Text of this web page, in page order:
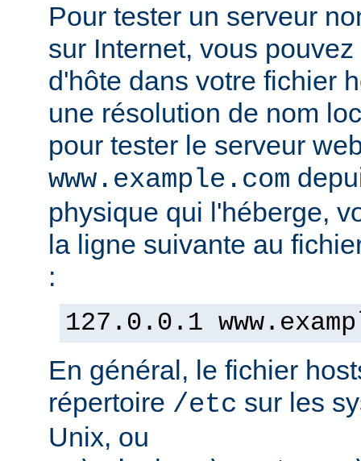
Pour tester un serveur
sur Internet, vous
d'hôte dans votre fichier
une résolution de nom
pour tester le serveur
www.example.com
physique qui l'héberge,
la ligne suivante au
:
127.0.0.1
En général, le fichier
répertoire /etc sur les
Unix, ou